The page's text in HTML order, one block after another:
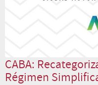
CABA:
Régimen